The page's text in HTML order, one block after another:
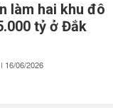
làm hai khu đô
tỷ ở Đắk
16/06/2026